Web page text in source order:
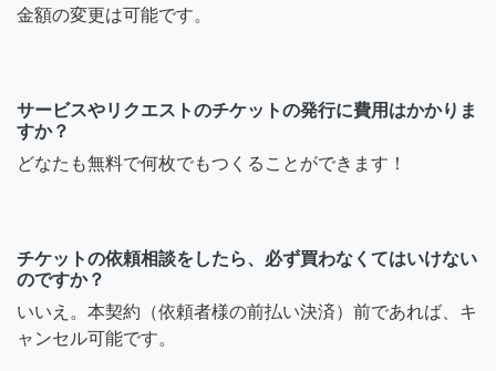
金額の変更は可能です。
サービスやリクエストのチケットの発行に費用はかかりま
すか？
どなたも無料で何枚でもつくることができます！
チケットの依頼相談をしたら、必ず買わなくてはいけない
のですか？
いいえ。本契約（依頼者様の前払い決済）前であれば、キ
ャンセル可能です。